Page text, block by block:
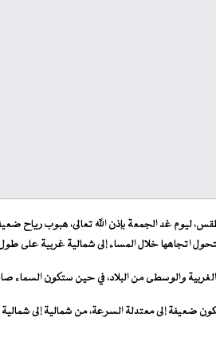
ليوم غد الجمعة بإذن الله تعالى، هبوب رياح
اتجاهها خلال المساء إلى شمالية غربية على
والوسطى من البلاد، في حين ستكون السماء
ضعيفة إلى معتدلة السرعة، من شمالية إلى